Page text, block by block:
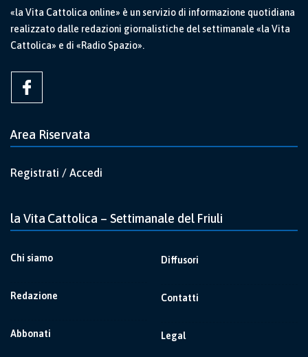
«la Vita Cattolica online» è un servizio di informazione quotidiana
realizzato dalle redazioni giornalistiche del settimanale «la Vita
Cattolica» e di «Radio Spazio».
Area Riservata
Registrati / Accedi
la Vita Cattolica – Settimanale del Friuli
Chi siamo
Redazione
Abbonati
Diffusori
Contatti
Legal